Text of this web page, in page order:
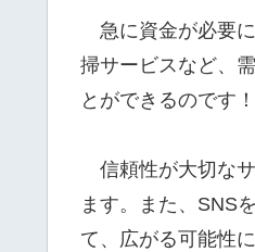
急に資金が必要
掃サービスなど、
とができるのです！
信頼性が大切な
ます。また、SNS
て、広がる可能性